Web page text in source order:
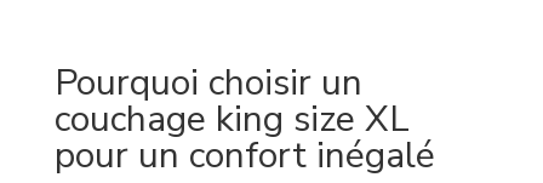
Pourquoi choisir un
couchage king size XL
pour un confort inégalé